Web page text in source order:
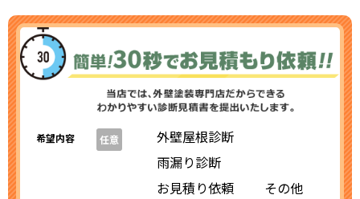
希望内容 任意
外壁屋根診断
雨漏り診断
お見積り依頼
その他